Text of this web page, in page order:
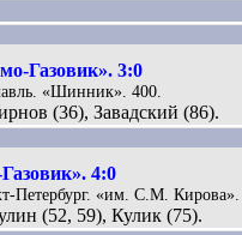
Газовик». 3:0
«Шинник». 400.
(36), Завадский (86).
4:0
Петербург. «им. С.М.
(52, 59), Кулик (75).